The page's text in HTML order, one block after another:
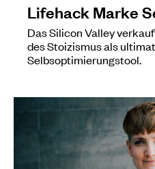
Lifehack Marke
Das Silicon Valley
des Stoizismus als
Selbsoptimierungstool.